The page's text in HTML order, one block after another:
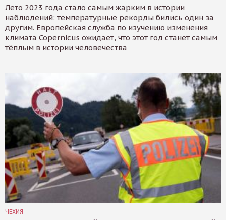
Лето 2023 года стало самым жарким в истории
наблюдений: температурные рекорды бились один за
другим. Европейская служба по изучению изменения
климата Copernicus ожидает, что этот год станет самым
тёплым в истории человечества
ЧЕХИЯ